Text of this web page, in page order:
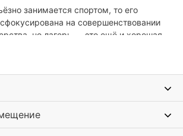
занимается спортом, то его
на совершенствовании
но лагерь — это ещё и хорошая
спортсмена за короткий
в нём развиваться.
позволит «пожить» с каким-то видом
необходимый уровень нагрузок
изучить много нового и